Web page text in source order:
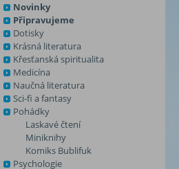
Novinky
Připravujeme
Dotisky
Krásná literatura
Křesťanská spiritualita
Medicína
Naučná literatura
Sci-fi a fantasy
Pohádky
Laskavé čtení
Miniknihy
Komiks Bublifuk
Psychologie